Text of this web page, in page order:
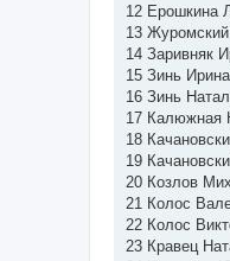
12 Ерошкина
13
14 Заривняк
15 Зинь Ирина
16 Зинь
17 Калюжная
18
19
20 Козлов
21 Колос
22 Колос
23 Кравец